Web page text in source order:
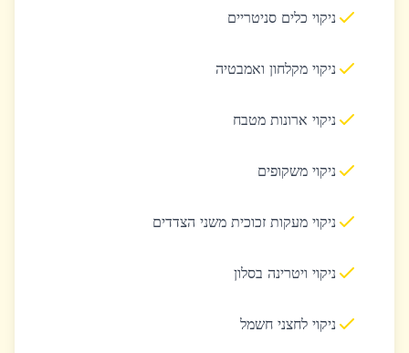
ניקוי כלים סניטריים
ניקוי מקלחון ואמבטיה
ניקוי ארונות מטבח
ניקוי משקופים
ניקוי מעקות זכוכית משני הצדדים
ניקוי ויטרינה בסלון
ניקוי לחצני חשמל